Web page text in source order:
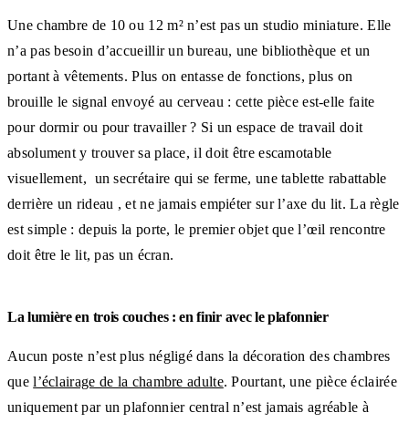
Une chambre de 10 ou 12 m² n’est pas un studio miniature. Elle
n’a pas besoin d’accueillir un bureau, une bibliothèque et un
portant à vêtements. Plus on entasse de fonctions, plus on
brouille le signal envoyé au cerveau : cette pièce est-elle faite
pour dormir ou pour travailler ? Si un espace de travail doit
absolument y trouver sa place, il doit être escamotable
visuellement, un secrétaire qui se ferme, une tablette rabattable
derrière un rideau , et ne jamais empiéter sur l’axe du lit. La règle
est simple : depuis la porte, le premier objet que l’œil rencontre
doit être le lit, pas un écran.
La lumière en trois couches : en finir avec le plafonnier
Aucun poste n’est plus négligé dans la décoration des chambres
quel’éclairage de la chambre adulte. Pourtant, une pièce éclairée
uniquement par un plafonnier central n’est jamais agréable à